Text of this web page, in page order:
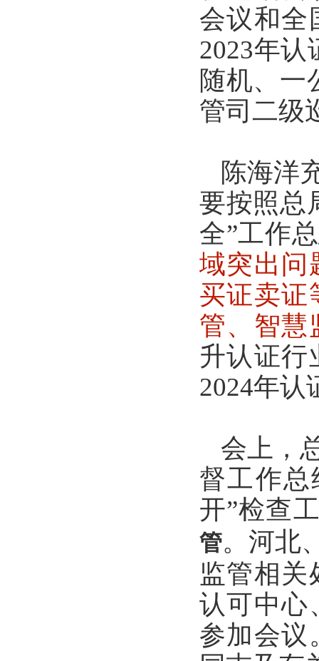
会议和全
2023年认
随机、一
管司二级
陈海洋
要按照总
全”工作
域突出问
买证卖证
管、智慧
升认证行
2024年认
会上，
督工作总
开”检查
管。河北
监管相关
认可中心
参加会议